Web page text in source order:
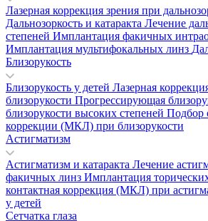
Лазерная коррекция зрения при
Дальнозоркость и катаракта Лечение
степеней Имплантация факичных
Имплантация мультифокальных линз
Близорукость
Близорукость у детей Лазерная
близорукости Прогрессирующая
близорукости высоких степеней Подбор
коррекции (МКЛ) при близорукости
Астигматизм
Астигматизм и катаракта Лечение
факичных линз Имплантация
контактная коррекция (МКЛ) при
у детей
Сетчатка глаза